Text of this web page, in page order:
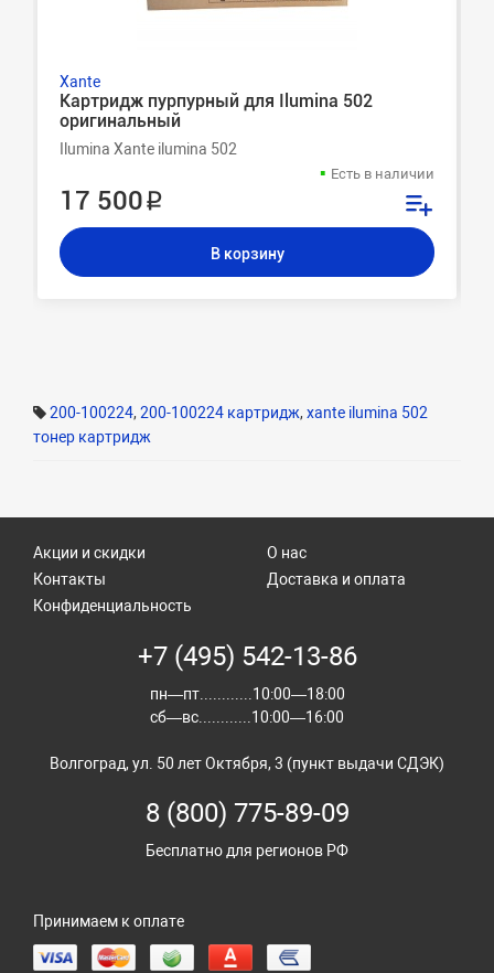
Xante
Картридж пурпурный для Ilumina 502
оригинальный
Ilumina Xante ilumina 502
Есть в наличии
17 500 ₽
В корзину
200-100224, 200-100224 картридж, xante ilumina 502
тонер картридж
Акции и скидки
Контакты
О нас
Доставка и оплата
Конфиденциальность
+7 (495) 542-13-86
пн—пт............10:00—18:00
сб—вс............10:00—16:00
Волгоград, ул. 50 лет Октября, 3 (пункт выдачи СДЭК)
8 (800) 775-89-09
Бесплатно для регионов РФ
Принимаем к оплате